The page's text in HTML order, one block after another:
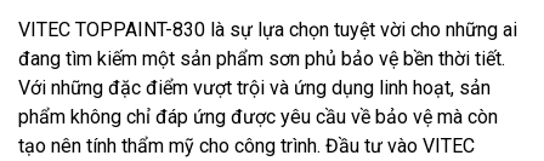
VITEC TOPPAINT-830 là sự lựa chọn tuyệt vời cho những ai
đang tìm kiếm một sản phẩm sơn phủ bảo vệ bền thời tiết.
Với những đặc điểm vượt trội và ứng dụng linh hoạt, sản
phẩm không chỉ đáp ứng được yêu cầu về bảo vệ mà còn
tạo nên tính thẩm mỹ cho công trình. Đầu tư vào VITEC